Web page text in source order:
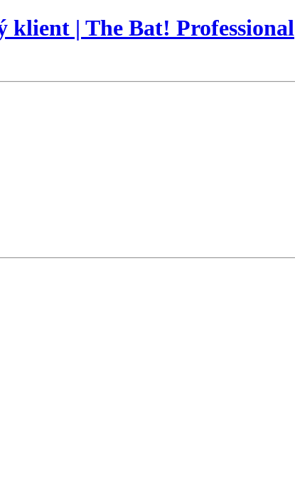
klient | The Bat! Professional